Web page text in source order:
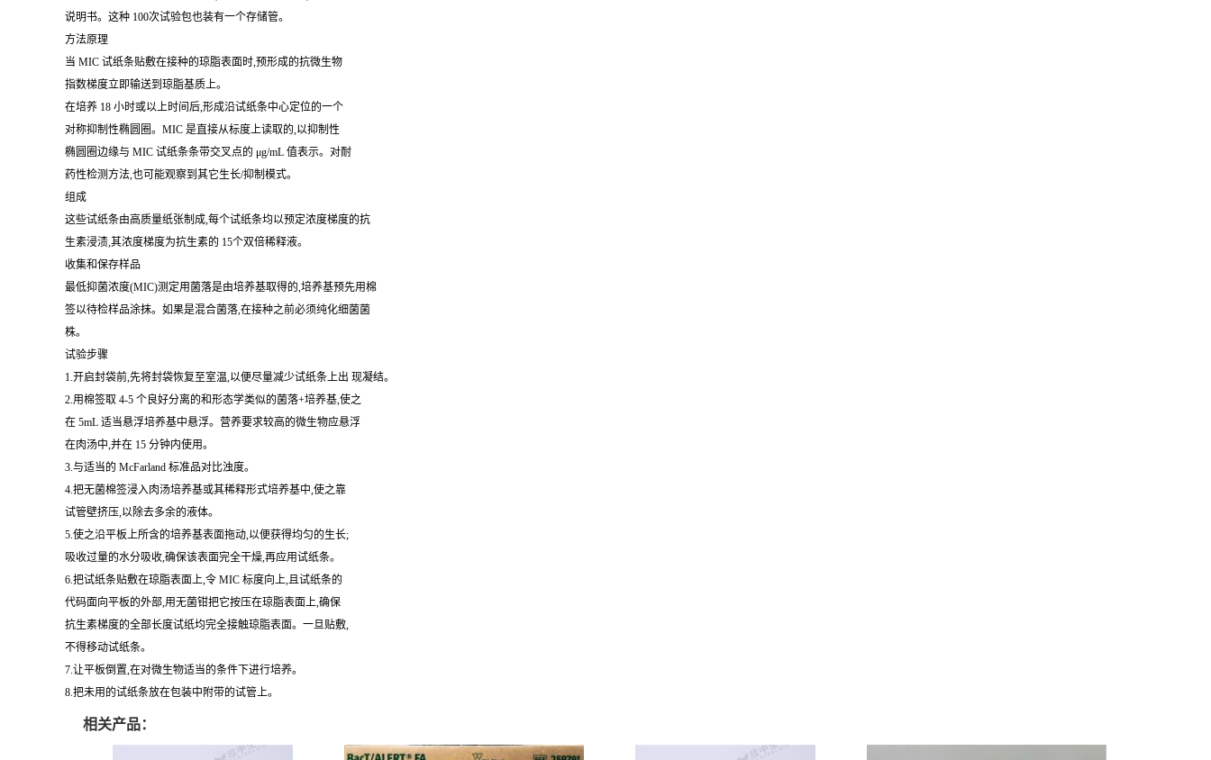
说明书。这种 100次试验包也装有一个存储管。
方法原理
当 MIC 试纸条贴敷在接种的琼脂表面时,预形成的抗微生物
指数梯度立即输送到琼脂基质上。
在培养 18 小时或以上时间后,形成沿试纸条中心定位的一个
对称抑制性椭圆圈。MIC 是直接从标度上读取的,以抑制性
椭圆圈边缘与 MIC 试纸条条带交叉点的 μg/mL 值表示。对耐
药性检测方法,也可能观察到其它生长/抑制模式。
组成
这些试纸条由高质量纸张制成,每个试纸条均以预定浓度梯度的抗
生素浸渍,其浓度梯度为抗生素的 15个双倍稀释液。
收集和保存样品
最低抑菌浓度(MIC)测定用菌落是由培养基取得的,培养基预先用棉
签以待检样品涂抹。如果是混合菌落,在接种之前必须纯化细菌菌
株。
试验步骤
1.开启封袋前,先将封袋恢复至室温,以便尽量减少试纸条上出 现凝结。
2.用棉签取 4-5 个良好分离的和形态学类似的菌落+培养基,使之
在 5mL 适当悬浮培养基中悬浮。营养要求较高的微生物应悬浮
在肉汤中,并在 15 分钟内使用。
3.与适当的 McFarland 标准品对比浊度。
4.把无菌棉签浸入肉汤培养基或其稀释形式培养基中,使之靠
试管壁挤压,以除去多余的液体。
5.使之沿平板上所含的培养基表面拖动,以便获得均匀的生长;
吸收过量的水分吸收,确保该表面完全干燥,再应用试纸条。
6.把试纸条贴敷在琼脂表面上,令 MIC 标度向上,且试纸条的
代码面向平板的外部,用无菌钳把它按压在琼脂表面上,确保
抗生素梯度的全部长度试纸均完全接触琼脂表面。一旦贴敷,
不得移动试纸条。
7.让平板倒置,在对微生物适当的条件下进行培养。
8.把未用的试纸条放在包装中附带的试管上。
相关产品：